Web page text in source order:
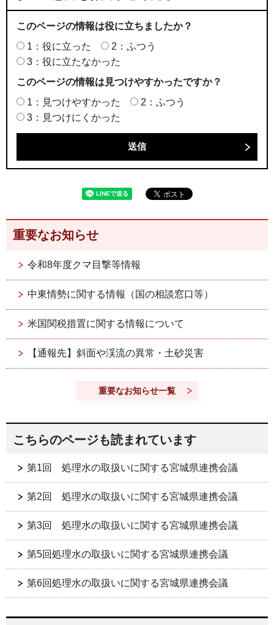
このページの情報は役に立ちましたか？
1：役に立った
2：ふつう
3：役に立たなかった
このページの情報は見つけやすかったですか？
1：見つけやすかった
2：ふつう
3：見つけにくかった
重要なお知らせ
令和8年度クマ目撃等情報
中東情勢に関する情報（国の相談窓口等）
米国関税措置に関する情報について
【通報先】斜面や渓流の異常・土砂災害
重要なお知らせ一覧
こちらのページも読まれています
第1回 処理水の取扱いに関する宮城県連携会議
第2回 処理水の取扱いに関する宮城県連携会議
第3回 処理水の取扱いに関する宮城県連携会議
第5回処理水の取扱いに関する宮城県連携会議
第6回処理水の取扱いに関する宮城県連携会議